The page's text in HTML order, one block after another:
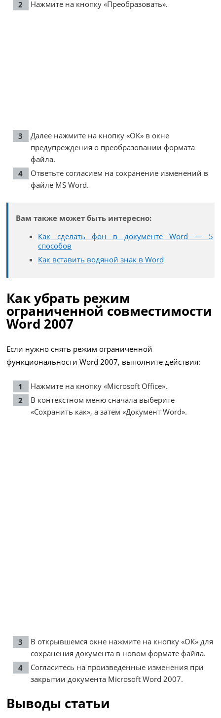
Нажмите на кнопку «Преобразовать».
Далее нажмите на кнопку «ОК» в окне
предупреждения о преобразовании формата
файла.
Ответьте согласием на сохранение изменений в
файле MS Word.
Вам также может быть интересно:
Как сделать фон в документе Word — 5
способов
Как вставить водяной знак в Word
Как убрать режим
ограниченной совместимости
Word 2007
Если нужно снять режим ограниченной
функциональности Word 2007, выполните действия:
Нажмите на кнопку «Microsoft Office».
В контекстном меню сначала выберите
«Сохранить как», а затем «Документ Word».
В открывшемся окне нажмите на кнопку «ОК» для
сохранения документа в новом формате файла.
Согласитесь на произведенные изменения при
закрытии документа Microsoft Word 2007.
Выводы статьи